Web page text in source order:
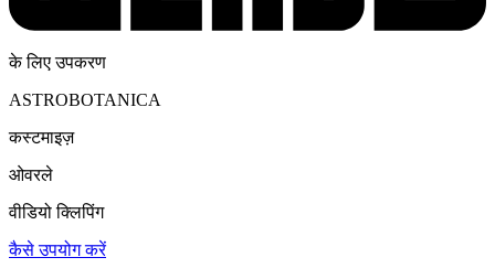
के लिए उपकरण
ASTROBOTANICA
कस्टमाइज़
ओवरले
वीडियो क्लिपिंग
कैसे उपयोग करें